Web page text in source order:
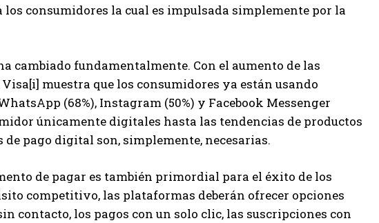
consumidores la cual es impulsada simplemente por la
cambiado fundamentalmente. Con el aumento de las
muestra que los consumidores ya están usando
(68%), Instagram (50%) y Facebook Messenger
únicamente digitales hasta las tendencias de productos
pago digital son, simplemente, necesarias.
de pagar es también primordial para el éxito de los
competitivo, las plataformas deberán ofrecer opciones
contacto, los pagos con un solo clic, las suscripciones con